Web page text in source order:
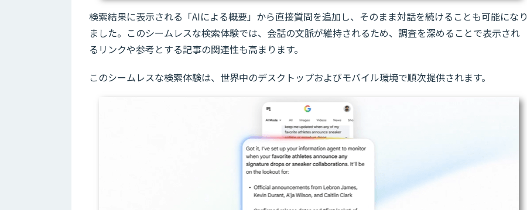
検索結果に表示される「AIによる概要」から直接質問を追加し、そのまま対話を続けることも可能になり
ました。このシームレスな検索体験では、会話の文脈が維持されるため、調査を深めることで表示され
るリンクや参考とする記事の関連性も高まります。
このシームレスな検索体験は、世界中のデスクトップおよびモバイル環境で順次提供されます。